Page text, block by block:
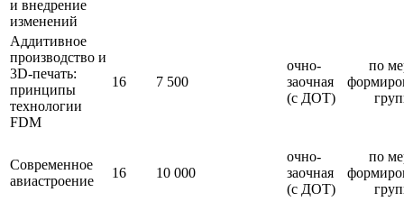
и внедрение
изменений
Аддитивное
производство и
3D-печать:
принципы
технологии
FDM
16 7 500
очно-
заочная
(с ДОТ)
по
Современное
авиастроение
16 10 000
очно-
заочная
(с ДОТ)
по